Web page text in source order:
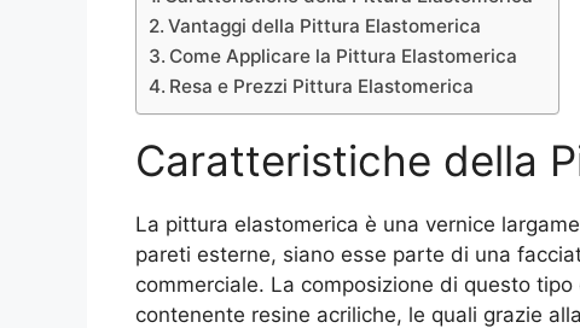
Vantaggi della Pittura Elastomerica
Come Applicare la Pittura Elastomerica
Resa e Prezzi Pittura Elastomerica
Caratteristiche della
La pittura elastomerica è una vernice
pareti esterne, siano esse parte di una
commerciale. La composizione di questo
contenente resine acriliche, le quali grazie